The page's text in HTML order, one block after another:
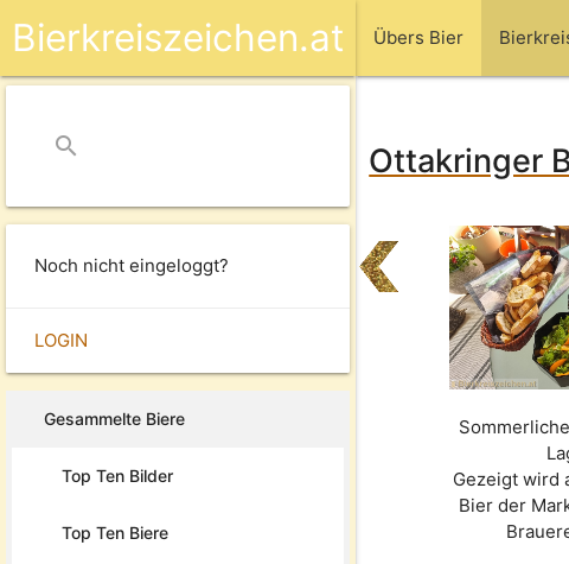
Übers Bier
Bierkreiszeichen.at
search
Noch nicht eingeloggt?
LOGIN
Gesammelte Biere
Top Ten Bilder
Top Ten Biere
Ottakringer
Gezeigt wird
Bier der